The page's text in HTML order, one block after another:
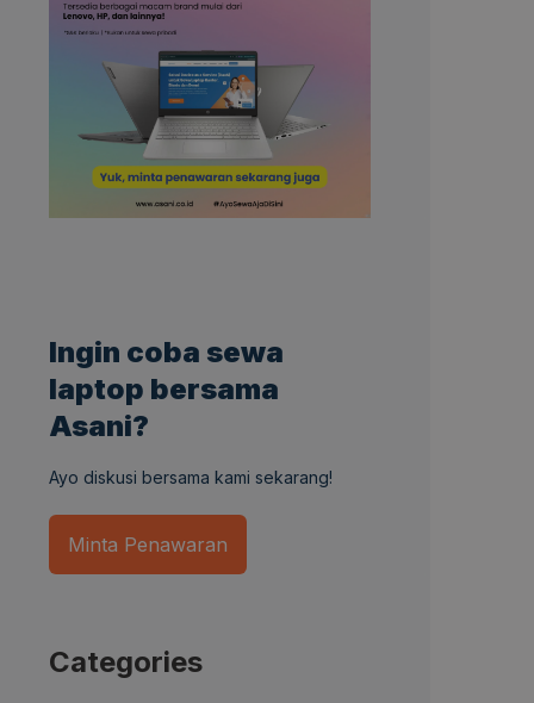
Ingin coba sewa
laptop bersama
Asani?
Ayo diskusi bersama kami sekarang!
Minta Penawaran
Categories